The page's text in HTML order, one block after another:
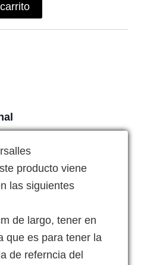
producto viene
las siguientes
de largo, tener en
que es para tener la
de referncia del